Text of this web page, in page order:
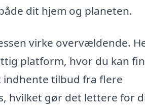
dit hjem og planeten.
virke overvældende.
platform, hvor du kan
indhente tilbud fra flere
hvilket gør det lettere for